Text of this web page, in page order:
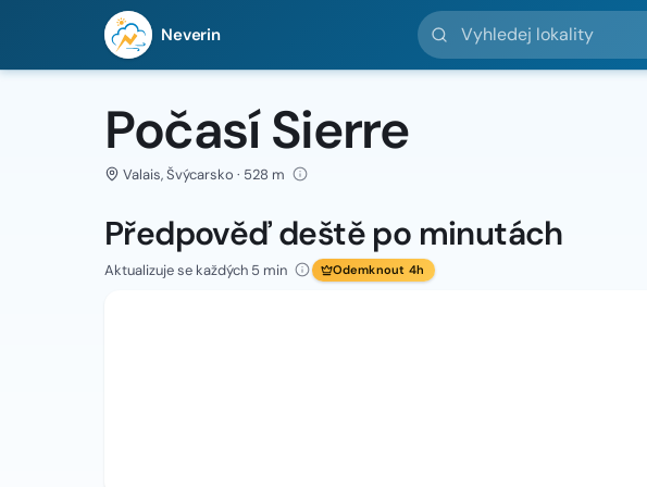
Neverin
Vyhledej lokality
Počasí Sierre
Valais, Švýcarsko · 528 m
Předpověď deště po minutách
Aktualizuje se každých 5 min Odemknout 4h